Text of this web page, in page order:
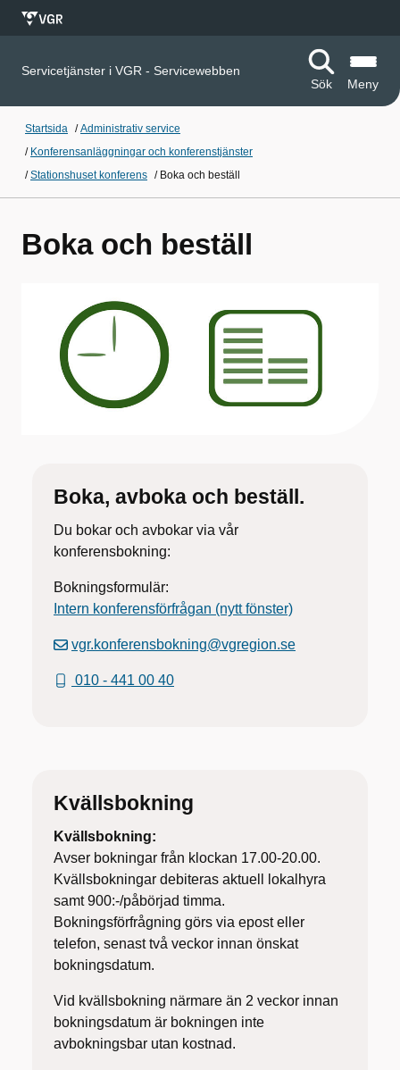
Servicetjänster i VGR - Servicewebben
Sök
Meny
Startsida /Administrativ service
/ Konferensanläggningar och konferenstjänster
/Stationshuset konferens / Boka och beställ
Boka och beställ
Boka, avboka och beställ.
Du bokar och avbokar via vår
konferensbokning:
Bokningsformulär:
Intern konferensförfrågan (nytt fönster)
vgr.konferensbokning@vgregion.se
010 - 441 00 40
Kvällsbokning
Kvällsbokning:
Avser bokningar från klockan 17.00-20.00.
Kvällsbokningar debiteras aktuell lokalhyra
samt 900:-/påbörjad timma.
Bokningsförfrågning görs via epost eller
telefon, senast två veckor innan önskat
bokningsdatum.
Vid kvällsbokning närmare än 2 veckor innan
bokningsdatum är bokningen inte
avbokningsbar utan kostnad.